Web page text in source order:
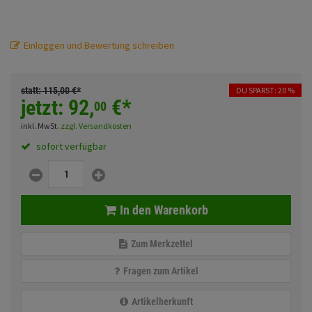
Zubehör
Anmelden | Registrieren
Einloggen und Bewertung schreiben
statt:115,00€*
jetzt: 92,00 €*
DU SPARST: 20 %
inkl. MwSt. zzgl. Versandkosten
sofort verfügbar
In den Warenkorb
Zum Merkzettel
Fragen zum Artikel
Artikelherkunft